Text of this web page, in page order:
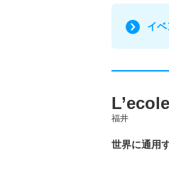
イ
福井
世界に通用